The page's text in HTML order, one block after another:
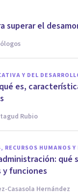
superar el
Y DEL
es,
Rubio
RECURSOS HUMANOS
qué
funciones
Casasola Hernández